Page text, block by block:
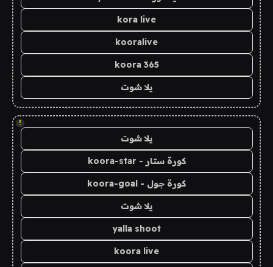
kora live
kooralive
koora 365
يلا شوت
!
يلا شوت
كورة ستار - koora-star
كورة جول - koora-goal
يلا شوت
yalla shoot
koora live